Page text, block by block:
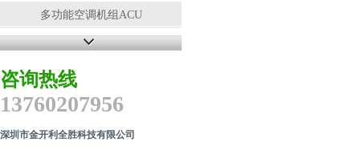
多功能空调机组ACU
净化工程
防静电工作服
咨询热线
13760207956
深圳市金开利全胜科技有限公司